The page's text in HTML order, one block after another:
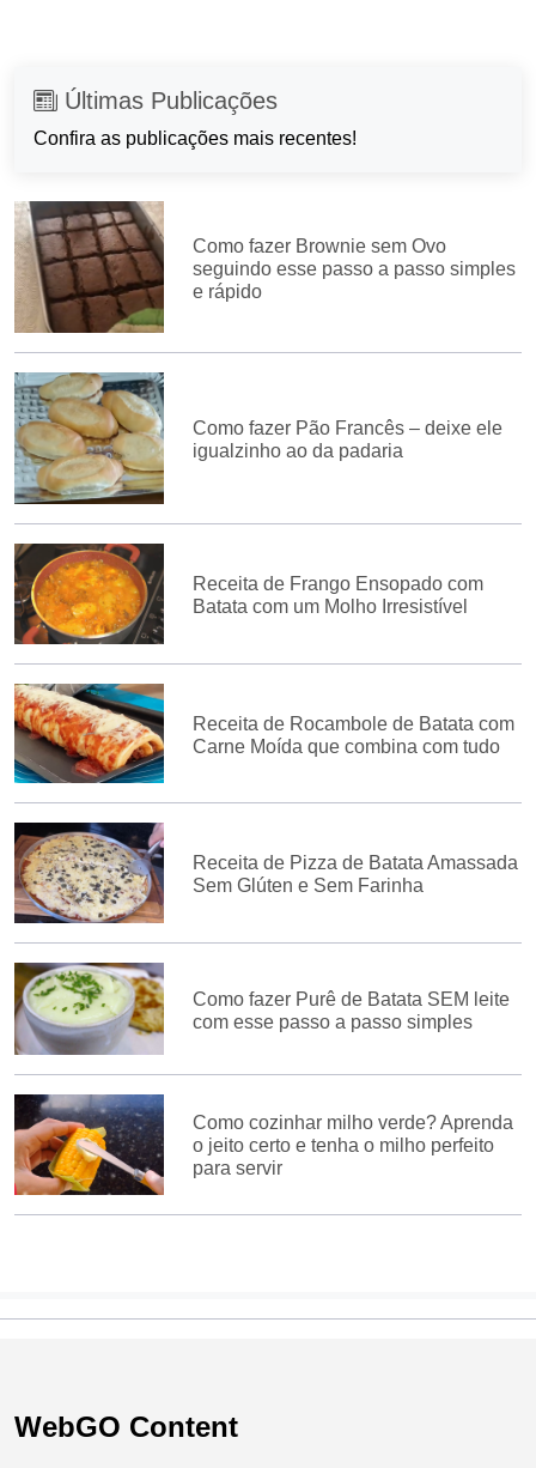
Últimas Publicações
Confira as publicações mais recentes!
Como fazer Brownie sem Ovo
seguindo esse passo a passo simples
e rápido
Como fazer Pão Francês – deixe ele
igualzinho ao da padaria
Receita de Frango Ensopado com
Batata com um Molho Irresistível
Receita de Rocambole de Batata com
Carne Moída que combina com tudo
Receita de Pizza de Batata Amassada
Sem Glúten e Sem Farinha
Como fazer Purê de Batata SEM leite
com esse passo a passo simples
Como cozinhar milho verde? Aprenda
o jeito certo e tenha o milho perfeito
para servir
WebGO Content